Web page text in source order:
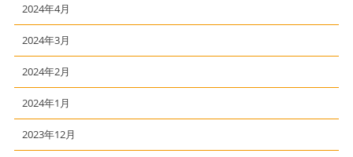
2024年4月
2024年3月
2024年2月
2024年1月
2023年12月